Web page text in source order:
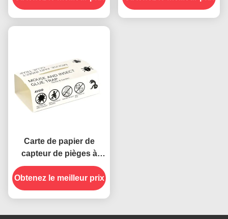
ravageurs intérieurs
adhésive pour termites
Carte de papier de
capteur de pièges à
insectes et de souris
ménagères réutilisable
26g 24,5*13cm
Obtenez le meilleur prix